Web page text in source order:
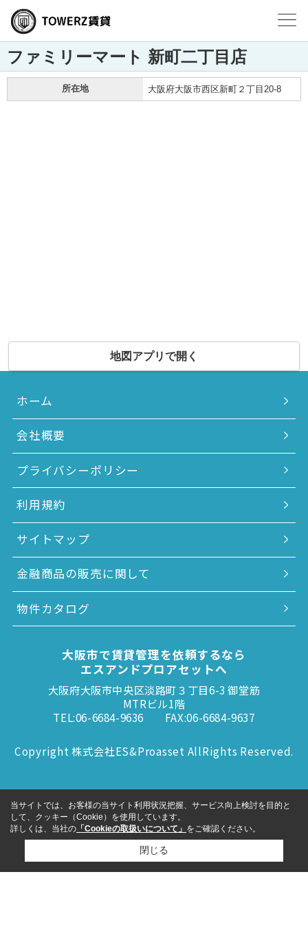
ファミリーマート 新町二丁目店
所在地 大阪府大阪市西区新町２丁目20-8
地図アプリで開く
ホーム
会社概要
プライバシーポリシー
利用規約
サイトマップ
金融商品の販売に関して
物件カタログ
大阪市で賃貸管理を依頼するなら
エスアンドプロアセットへ
大阪府大阪市中央区淡路町３丁目6-3 御堂筋
MTRビル1階
TEL:06-6684-9636
FAX:06-6684-9637
Copyright 株式会社ES&Proasset AllRights Reserved.
当サイトでは、お客様の当サイト利用状況把握、サービス向上検討を目的と
して、クッキー（Cookie）を使用しています。
詳しくは、当社の 「Cookieの取扱いについて」 をご確認ください。
閉じる